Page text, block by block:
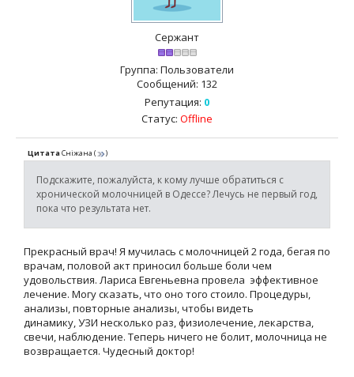
Сержант
Группа: Пользователи
Сообщений: 132
Репутация: 0
Статус: Offline
ЦитатаСніжана ( )
Подскажите, пожалуйста, к кому лучше обратиться с
хронической молочницей в Одессе? Лечусь не первый год,
пока что результата нет.
Прекрасный врач! Я мучилась с молочницей 2 года, бегая по
врачам, половой акт приносил больше боли чем
удовольствия. Лариса Евгеньевна провела эффективное
лечение. Могу сказать, что оно того стоило. Процедуры,
анализы, повторные анализы, чтобы видеть
динамику, УЗИ несколько раз, физиолечение, лекарства,
свечи, наблюдение. Теперь ничего не болит, молочница не
возвращается. Чудесный доктор!